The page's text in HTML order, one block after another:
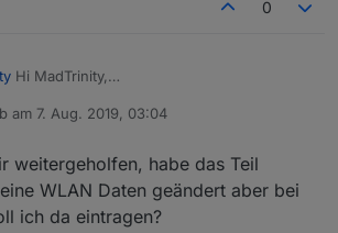
0
Hi MadTrinity,
z.B. in der Arduino Umgebung hast, ist
du eine funktionierende
Ich würde die Arduino IDE
Dort muss du zunächst die Unterstützung
am 7. Aug. 2019, 03:04
editiert von
weitergeholfen, habe das Teil
WLAN Daten geändert aber bei
ich da eintragen?